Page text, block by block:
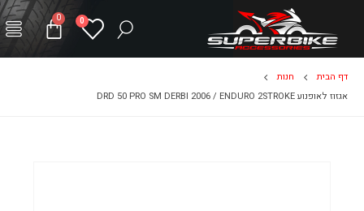
0
0
דף הבית
חנות
אגזוז לאופנוע DRD 50 PRO SM DERBI 2006 / ENDURO 2STROKE